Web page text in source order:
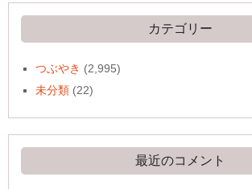
イ
ブ
カテゴリー
つぶやき (2,995)
未分類 (22)
最近のコメント